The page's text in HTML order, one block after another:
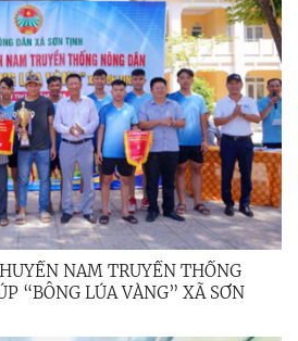
NAM TRUYỀN THỐNG
“BÔNG LÚA VÀNG” XÃ SƠN